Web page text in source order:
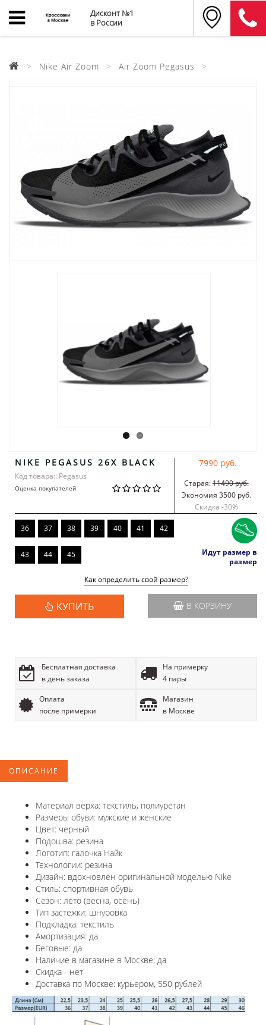
Дисконт №1
в России
Nike Air Zoom Air Zoom Pegasus
NIKE PEGASUS 26X BLACK
Код товара:: Pegasus
Оценка покупателей
7990 руб.
Старая:11490 руб.
Экономия 3500 руб.
Скидка -30%
36 37 38 39 40 41 42
43 44 45
Идут размер в
размер
Как определить свой размер?
КУПИТЬ В КОРЗИНУ
Бесплатная доставка
в день заказа
На примерку
4 пары
Оплата
после примерки
Магазин
в Москве
ОПИСАНИЕ
Материал верха: текстиль, полиуретан
Размеры обуви: мужские и женские
Цвет: черный
Подошва: резина
Логотип: галочка Найк
Технологии: резина
Дизайн: вдохновлен оригинальной моделью Nike
Стиль: спортивная обувь
Сезон: лето (весна, осень)
Тип застежки: шнуровка
Подкладка: текстиль
Амортизация: да
Беговые: да
Наличие в магазине в Москве: да
Скидка - нет
Доставка по Москве: курьером, 550 рублей